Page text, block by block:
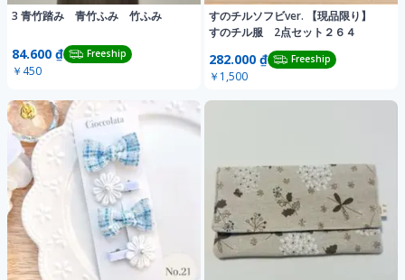
3 青竹踏み 青竹ふみ 竹ふみ
84.600 ₫ Freeship
￥450
すのチルソフビver. 【現品限り】
すのチル服 2点セット２６４
282.000 ₫ Freeship
￥1,500